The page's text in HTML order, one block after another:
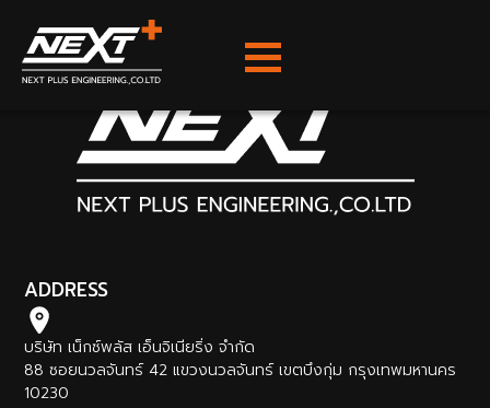
content
ADDRESS
บริษัท เน็กซ์พลัส เอ็นจิเนียริ่ง จำกัด
88 ซอยนวลจันทร์ 42 แขวงนวลจันทร์ เขตบึงกุ่ม กรุงเทพมหานคร
10230